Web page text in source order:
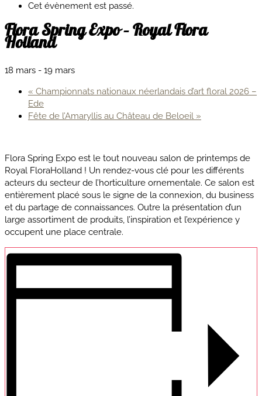
Cet évènement est passé.
Flora Spring Expo – Royal Flora
Holland
18 mars - 19 mars
« Championnats nationaux néerlandais d’art floral 2026 –
Ede
Fête de l’Amaryllis au Château de Beloeil »
Flora Spring Expo est le tout nouveau salon de printemps de
Royal FloraHolland ! Un rendez-vous clé pour les différents
acteurs du secteur de l’horticulture ornementale. Ce salon est
entièrement placé sous le signe de la connexion, du business
et du partage de connaissances. Outre la présentation d’un
large assortiment de produits, l’inspiration et l’expérience y
occupent une place centrale.